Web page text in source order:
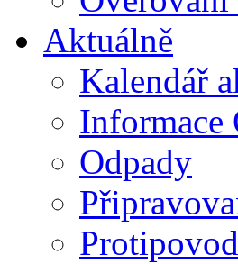
Aktuálně
Kalendář
Informace
Odpady